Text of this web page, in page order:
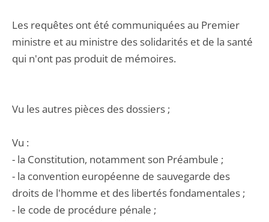
Les requêtes ont été communiquées au Premier
ministre et au ministre des solidarités et de la santé
qui n'ont pas produit de mémoires.
Vu les autres pièces des dossiers ;
Vu :
- la Constitution, notamment son Préambule ;
- la convention européenne de sauvegarde des
droits de l'homme et des libertés fondamentales ;
- le code de procédure pénale ;